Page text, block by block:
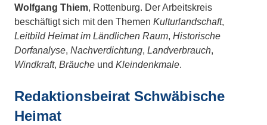
Wolfgang Thiem, Rottenburg. Der Arbeitskreis
beschäftigt sich mit den Themen Kulturlandschaft,
Leitbild Heimat im Ländlichen Raum, Historische
Dorfanalyse, Nachverdichtung, Landverbrauch,
Windkraft, Bräuche und Kleindenkmale.
Redaktionsbeirat Schwäbische
Heimat